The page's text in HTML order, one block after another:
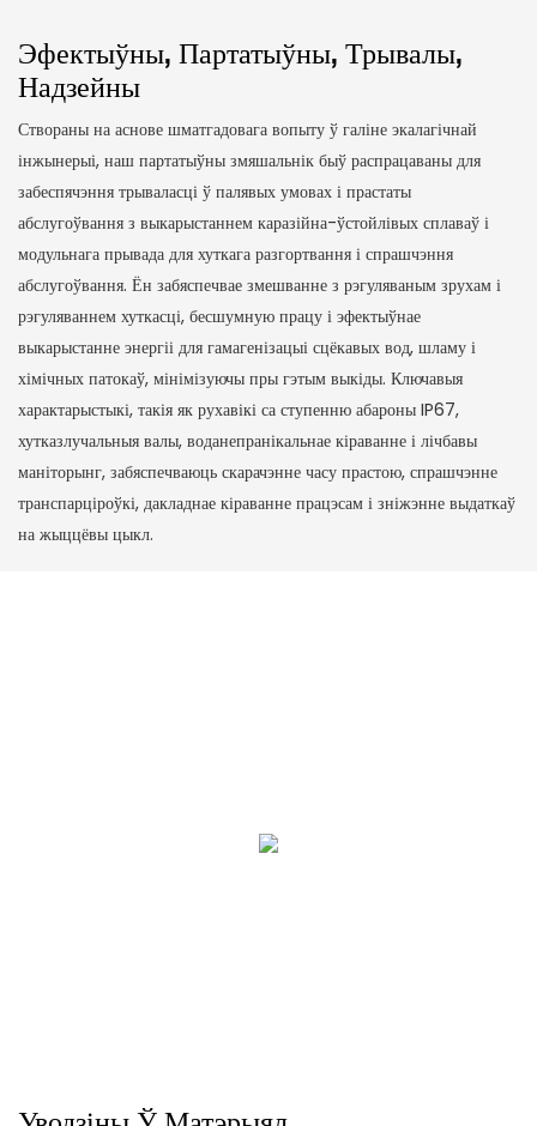
Эфектыўны, Партатыўны, Трывалы,
Надзейны
Створаны на аснове шматгадовага вопыту ў галіне экалагічнай
інжынерыі, наш партатыўны змяшальнік быў распрацаваны для
забеспячэння трываласці ў палявых умовах і прастаты
абслугоўвання з выкарыстаннем каразійна-ўстойлівых сплаваў і
модульнага прывада для хуткага разгортвання і спрашчэння
абслугоўвання. Ён забяспечвае змешванне з рэгуляваным зрухам і
рэгуляваннем хуткасці, бесшумную працу і эфектыўнае
выкарыстанне энергіі для гамагенізацыі сцёкавых вод, шламу і
хімічных патокаў, мінімізуючы пры гэтым выкіды. Ключавыя
характарыстыкі, такія як рухавікі са ступенню абароны IP67,
хутказлучальныя валы, воданепранікальнае кіраванне і лічбавы
маніторынг, забяспечваюць скарачэнне часу прастою, спрашчэнне
транспарціроўкі, дакладнае кіраванне працэсам і зніжэнне выдаткаў
на жыццёвы цыкл.